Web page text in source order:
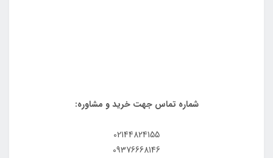
شماره تماس جهت خرید و مشاوره:
02144824155
09376668146